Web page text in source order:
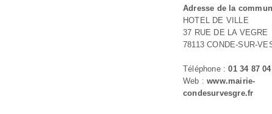
Adresse de la
HOTEL DE VILLE
37 RUE DE LA VEGRE
78113 CONDE-SUR-
Téléphone :01 34 87
Web :www.mairie-
condesurvesgre.fr